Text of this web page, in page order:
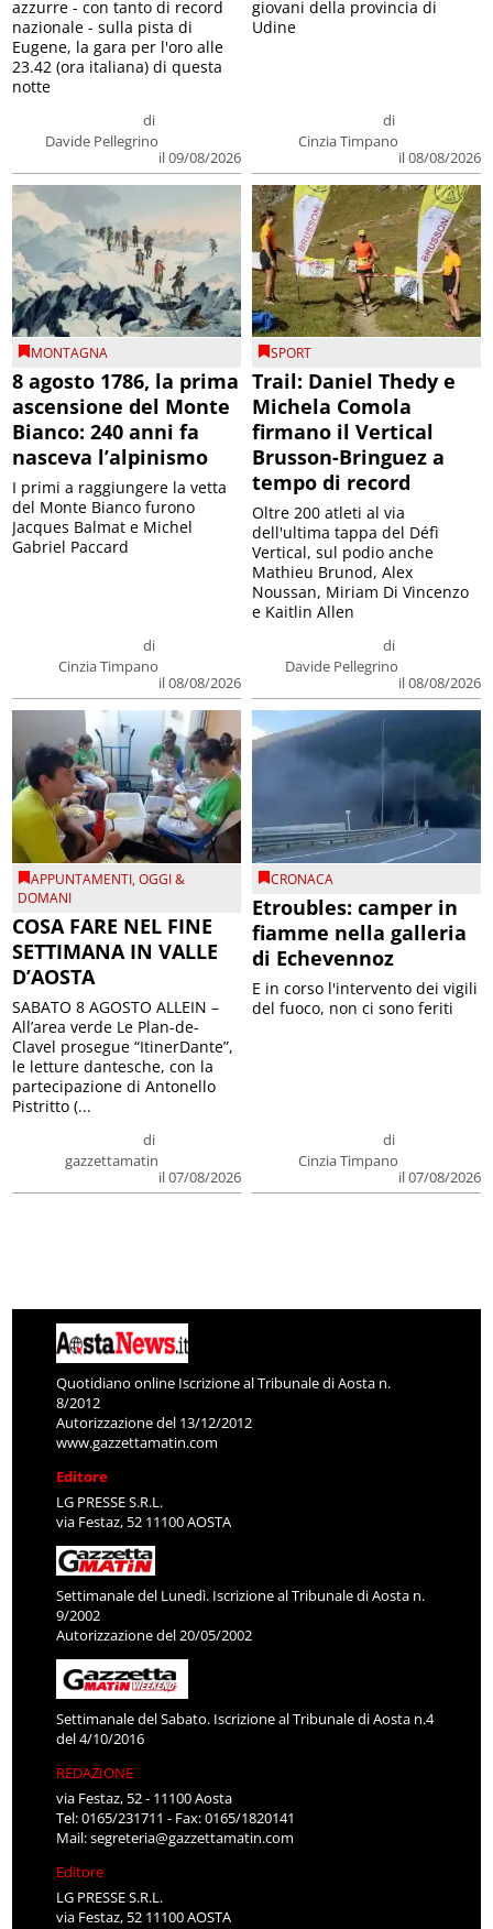
di
Davide Pellegrino
il 09/08/2026
azzurre - con tanto di record
nazionale - sulla pista di
Eugene, la gara per l'oro alle
23.42 (ora italiana) di questa
notte
di
Cinzia Timpano
il 08/08/2026
giovani della provincia di
Udine
MONTAGNA
8 agosto 1786, la prima
ascensione del Monte
Bianco: 240 anni fa
nasceva l’alpinismo
di
Cinzia Timpano
il 08/08/2026
I primi a raggiungere la vetta
del Monte Bianco furono
Jacques Balmat e Michel
Gabriel Paccard
SPORT
Trail: Daniel Thedy e
Michela Comola
firmano il Vertical
Brusson-Bringuez a
tempo di record
di
Davide Pellegrino
il 08/08/2026
Oltre 200 atleti al via
dell'ultima tappa del Défì
Vertical, sul podio anche
Mathieu Brunod, Alex
Noussan, Miriam Di Vincenzo
e Kaitlin Allen
APPUNTAMENTI,OGGI &
DOMANI
COSA FARE NEL FINE
SETTIMANA IN VALLE
D’AOSTA
di
gazzettamatin
il 07/08/2026
SABATO 8 AGOSTO ALLEIN –
All’area verde Le Plan-de-
Clavel prosegue “ItinerDante”,
le letture dantesche, con la
partecipazione di Antonello
Pistritto (...
CRONACA
Etroubles: camper in
fiamme nella galleria
di Echevennoz
di
Cinzia Timpano
il 07/08/2026
E in corso l'intervento dei vigili
del fuoco, non ci sono feriti
Quotidiano online Iscrizione al Tribunale di Aosta n.
8/2012
Autorizzazione del 13/12/2012
www.gazzettamatin.com
Editore
LG PRESSE S.R.L.
via Festaz, 52 11100 AOSTA
Settimanale del Lunedì. Iscrizione al Tribunale di Aosta n.
9/2002
Autorizzazione del 20/05/2002
Settimanale del Sabato. Iscrizione al Tribunale di Aosta n.4
del 4/10/2016
REDAZIONE
via Festaz, 52 - 11100 Aosta
Tel: 0165/231711 - Fax: 0165/1820141
Mail:segreteria@gazzettamatin.com
Editore
LG PRESSE S.R.L.
via Festaz, 52 11100 AOSTA